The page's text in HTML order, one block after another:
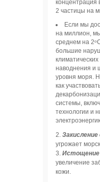
концентрация
2 частицы на
Если мы
на миллион,
среднем на
большие
наводнения и
уровня моря.
как
системы,
технологии и
2. Закисление
угрожает
3. Истощение
увеличение
кожи.